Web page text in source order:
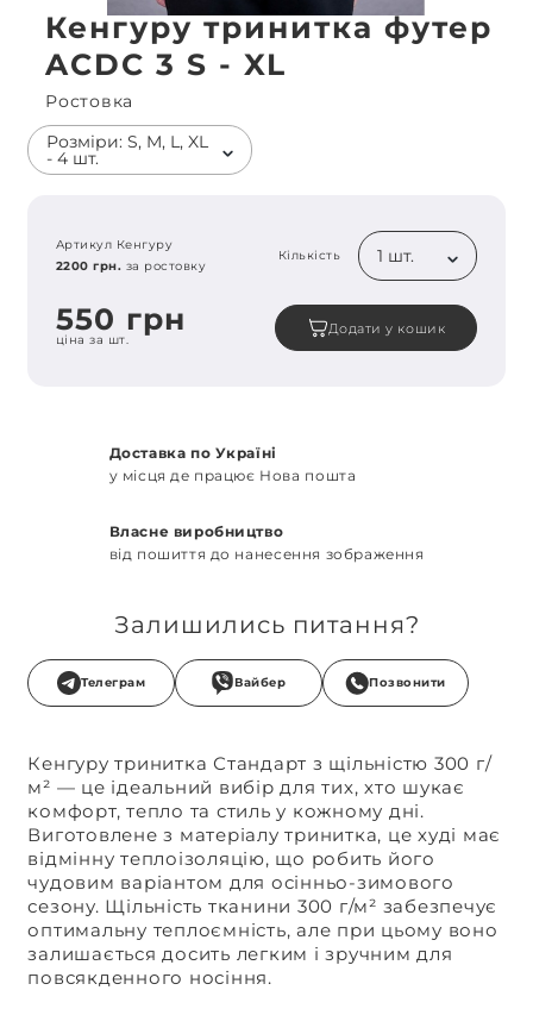
Кенгуру тринитка футер
ACDC 3 S - XL
Ростовка
Розміри: S, M, L, XL
- 4 шт.
Артикул Кенгуру
2200 грн. за ростовку
Кількість 1 шт.
550 грн
ціна за шт.
Додати у кошик
Доставка по Україні
у місця де працює Нова пошта
Власне виробництво
від пошиття до нанесення зображення
Залишились питання?
Телеграм Вайбер Позвонити
Кенгуру тринитка Стандарт з щільністю 300 г/
м² — це ідеальний вибір для тих, хто шукає
комфорт, тепло та стиль у кожному дні.
Виготовлене з матеріалу тринитка, це худі має
відмінну теплоізоляцію, що робить його
чудовим варіантом для осінньо-зимового
сезону. Щільність тканини 300 г/м² забезпечує
оптимальну теплоємність, але при цьому воно
залишається досить легким і зручним для
повсякденного носіння.